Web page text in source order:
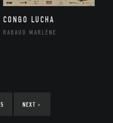
CONGO LUCHA
RABAUD MARLÈNE
5 NEXT ›